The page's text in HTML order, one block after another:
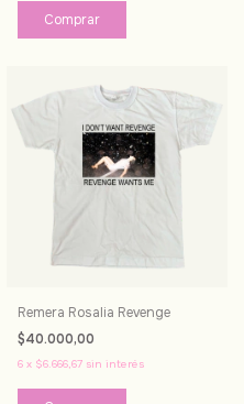
Comprar
Remera Rosalia Revenge
$40.000,00
6 x $6.666,67 sin interés